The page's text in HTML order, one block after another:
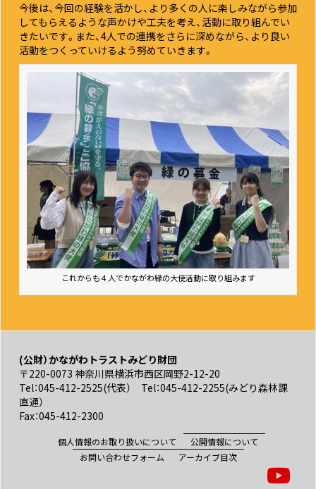
今後は、今回の経験を活かし、より多くの人に楽しみながら参加
してもらえるような声かけや工夫を考え、活動に取り組んでい
きたいです。また、4人での連携をさらに深めながら、より良い
活動をつくっていけるよう努めていきます。
これからも４人でかながわ緑の大使活動に取り組みます
(公財）かながわトラストみどり財団
〒220-0073 神奈川県横浜市西区岡野2-12-20
Tel：045-412-2525(代表） Tel：045-412-2255(みどり森林課
直通）
Fax：045-412-2300
個人情報のお取り扱いについて
公開情報について
お問い合わせフォーム
アーカイブ目次